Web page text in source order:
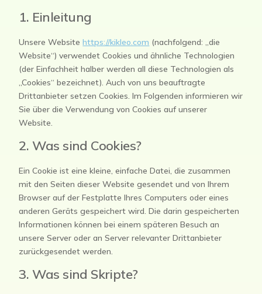
1. Einleitung
Unsere Websitehttps://kikleo.com (nachfolgend: „die
Website“) verwendet Cookies und ähnliche Technologien
(der Einfachheit halber werden all diese Technologien als
„Cookies“ bezeichnet). Auch von uns beauftragte
Drittanbieter setzen Cookies. Im Folgenden informieren wir
Sie über die Verwendung von Cookies auf unserer
Website.
2. Was sind Cookies?
Ein Cookie ist eine kleine, einfache Datei, die zusammen
mit den Seiten dieser Website gesendet und von Ihrem
Browser auf der Festplatte Ihres Computers oder eines
anderen Geräts gespeichert wird. Die darin gespeicherten
Informationen können bei einem späteren Besuch an
unsere Server oder an Server relevanter Drittanbieter
zurückgesendet werden.
3. Was sind Skripte?